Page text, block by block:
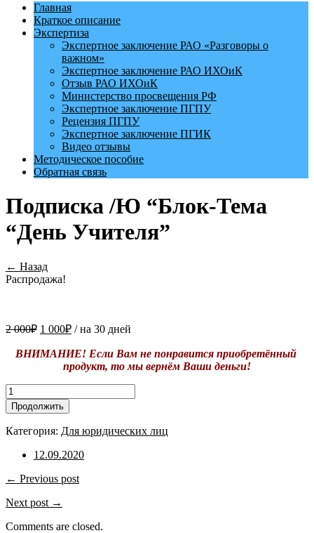
Главная
Краткое описание
Экспертиза
Экспертное заключение РАО «Разговоры о
важном»
Экспертное заключение РАО ИХОиК
Отзыв РАО ИХОиК
Министерство просвещения РФ
Экспертное заключение ПГПУ
Рецензия ПГПУ
Экспертное заключение ПГИК
Видео отзывы
Методическое пособие
Обратная связь
Подписка /Ю “Блок-Тема
“День Учителя”
← Назад
Распродажа!
2 000₽ 1 000₽ / на 30 дней
ВНИМАНИЕ! Если Вам не понравится приобретённый
продукт, то мы вернём Ваши деньги!
Количество
товара
Подписка
/
"Блок-
"День
Продолжить
Категория: Для юридических лиц
12.09.2020
← Previous post
Next post →
Comments are closed.